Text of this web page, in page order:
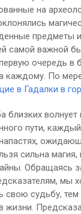
на
предметы
самой важной
очередь в
каждому. По
в Гадалки в
близких
пути,
сильна
Обращаясь
мы
свою судьбу,